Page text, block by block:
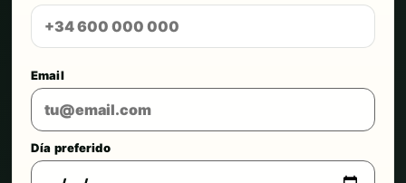
Email
Día preferido